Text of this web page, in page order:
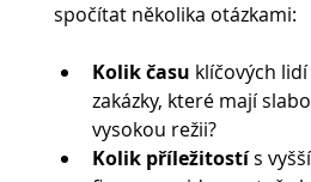
spočítat několika otázkami:
Kolik času klíčových
zakázky, které mají
vysokou režii?
Kolik příležitostí s